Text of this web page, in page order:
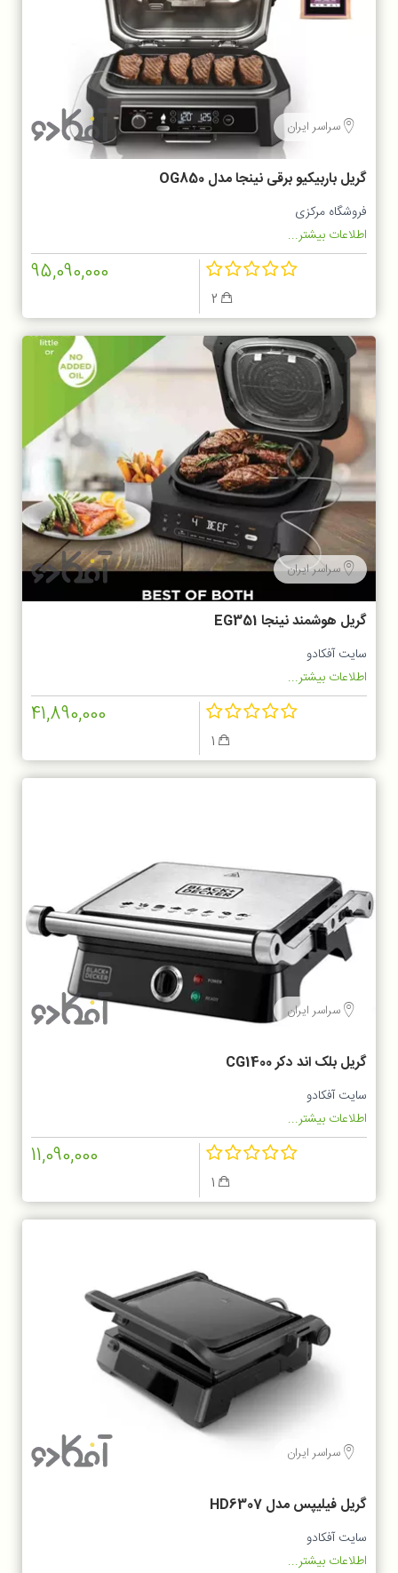
سراسر ایران
گریل باربیکیو برقی نینجا مدل OG850
فروشگاه مرکزی
اطلاعات بیشتر...
2
95,090,000
سراسر ایران
گریل هوشمند نینجا EG351
سایت آفکادو
اطلاعات بیشتر...
1
41,890,000
سراسر ایران
گریل بلک اند دکر CG1400
سایت آفکادو
اطلاعات بیشتر...
1
11,090,000
سراسر ایران
گریل فیلیپس مدل HD6307
سایت آفکادو
اطلاعات بیشتر...